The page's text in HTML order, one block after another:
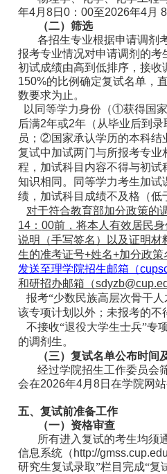
年4月8日0 ：00至2026年4月8
（二）筛选
各招生专业根据申请调剂
报考专业情况对申请调剂的考
初试成绩由高到低排序，接收
150%的比例确定复试名单，
数要求为止。
以同等学力身份（①获得国
后满2年或2年（从毕业后到录
员；②国家承认学历的本科结
复试中加试两门与所报考专业
程，加试科目内容不得与初试
知识相同。同等学力考生加试
绩，加试科目成绩不及格（低
对于符合教育部加分政策的
14 ：00前，将本人有效居民
说明（手写签名）以及证明材
生的准考证号+姓名+加分政策
发送至理学院招生邮箱（
和研招办邮箱（
报考“少数民族高层次骨干人
该专项计划以外；未报考的不
不接收“退役大学生士兵”专
的调剂生。
（三）复试名单公布时间
经过学院招生工作委员会
会在2026年4月8日在学院网站
五、复试前准备工作
（一）资格审查
所有进入复试的考生均须
信息系统（ http://
研究生复试录取”栏目完成“复